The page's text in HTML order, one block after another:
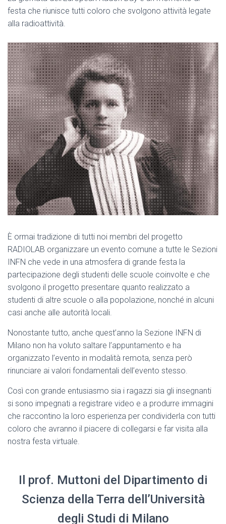
festa che riunisce tutti coloro che svolgono attività legate
alla radioattività.
È ormai tradizione di tutti noi membri del progetto
RADIOLAB organizzare un evento comune a tutte le Sezioni
INFN che vede in una atmosfera di grande festa la
partecipazione degli studenti delle scuole coinvolte e che
svolgono il progetto presentare quanto realizzato a
studenti di altre scuole o alla popolazione, nonché in alcuni
casi anche alle autorità locali.
Nonostante tutto, anche quest’anno la Sezione INFN di
Milano non ha voluto saltare l’appuntamento e ha
organizzato l’evento in modalità remota, senza però
rinunciare ai valori fondamentali dell’evento stesso.
Così con grande entusiasmo sia i ragazzi sia gli insegnanti
si sono impegnati a registrare video e a produrre immagini
che raccontino la loro esperienza per condividerla con tutti
coloro che avranno il piacere di collegarsi e far visita alla
nostra festa virtuale.
Il prof. Muttoni del Dipartimento di
Scienza della Terra dell’Università
degli Studi di Milano